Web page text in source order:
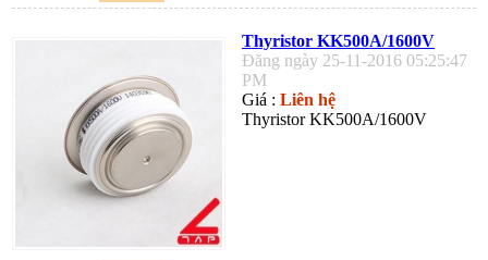
Thyristor KK500A/1600V
Đăng ngày 25-11-2016 05:25:47
PM
Giá : Liên hệ
Thyristor KK500A/1600V